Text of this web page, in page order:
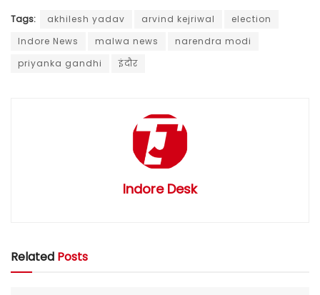
Tags: akhilesh yadav arvind kejriwal
election
Indore News
malwa news
narendra modi
priyanka gandhi
इंदौर
Indore Desk
Related Posts